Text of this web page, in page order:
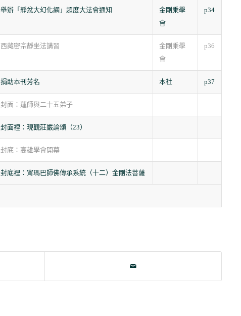
舉辦「靜忿大幻化網」超度大法會通知
金剛乘學
會
p34
西藏密宗靜坐法講習
金剛乘學
會
p36
捐助本刊芳名 本社 p37
封面：蓮師與二十五弟子
封面裡：現觀莊嚴論頌（23）
封底：高雄學會開幕
封底裡：甯瑪巴師佛傳承系統（十二）金剛法菩薩